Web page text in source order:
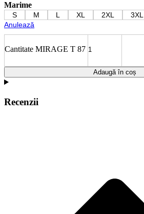
Marime
S M L XL 2XL
3XL
Anulează
Cantitate MIRAGE T 87
Adaugă în coș
Recenzii